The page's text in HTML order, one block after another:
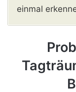
einmal